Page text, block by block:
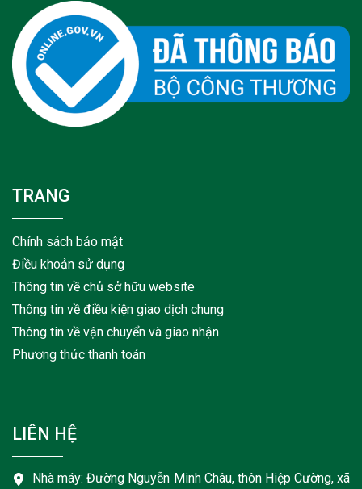
TRANG
Chính sách bảo mật
Điều khoản sử dụng
Thông tin về chủ sở hữu website
Thông tin về điều kiện giao dịch chung
Thông tin về vận chuyển và giao nhận
Phương thức thanh toán
LIÊN HỆ
Nhà máy: Đường Nguyễn Minh Châu, thôn Hiệp Cường, xã